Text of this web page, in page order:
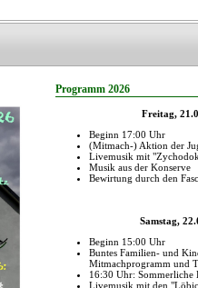
- 18:30 Uhr: Sportplatz Dobitschen
/ Starkenberg vs.
- 18:30 Uhr: Sportplatz Dobitschen
/ Starkenberg vs.
TSV Gera - Leumnitz
- 18:30 Uhr: Sportplatz Dobitschen
/ Starkenberg vs.
LSV 1889 Altkirchen
- 18:30 Uhr: Sportplatz Dobitschen
/ Starkenberg vs.
SV Motor Altenburg